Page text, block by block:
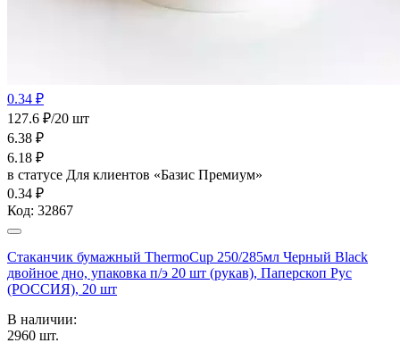
0.34 ₽
127.6 ₽/20 шт
6.38 ₽
6.18 ₽
в статусе Для клиентов «Базис Премиум»
0.34 ₽
Код: 32867
Стаканчик бумажный ThermoCup 250/285мл Черный Black
двойное дно, упаковка п/э 20 шт (рукав), Паперскоп Рус
(РОССИЯ), 20 шт
В наличии:
2960 шт.